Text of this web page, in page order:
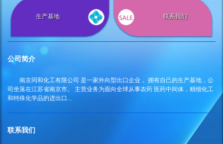
生产基地 联系我们
公司简介
南京同和化工有限公司 是一家外向型出口企业， 拥有自己的生产基地，公
司坐落在江苏省南京市。 主营业务为面向全球从事农药 医药中间体，精细化工
和特殊化学品的进出口...
联系我们